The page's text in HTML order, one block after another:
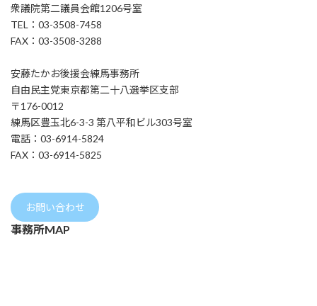
衆議院第二議員会館1206号室
TEL：03-3508-7458
FAX：03-3508-3288
安藤たかお後援会練馬事務所
自由民主党東京都第二十八選挙区支部
〒176-0012
練馬区豊玉北6-3-3 第八平和ビル303号室
電話：03-6914-5824
FAX：03-6914-5825
お問い合わせ
事務所MAP